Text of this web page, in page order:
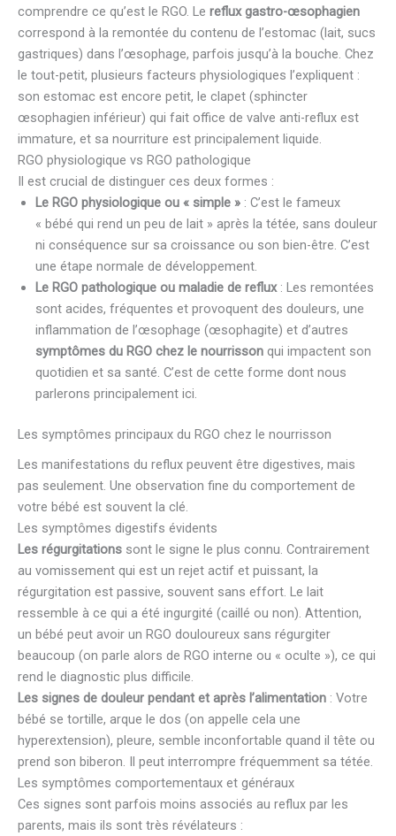
comprendre ce qu’est le RGO. Le reflux gastro-œsophagien
correspond à la remontée du contenu de l’estomac (lait, sucs
gastriques) dans l’œsophage, parfois jusqu’à la bouche. Chez
le tout-petit, plusieurs facteurs physiologiques l’expliquent :
son estomac est encore petit, le clapet (sphincter
œsophagien inférieur) qui fait office de valve anti-reflux est
immature, et sa nourriture est principalement liquide.
RGO physiologique vs RGO pathologique
Il est crucial de distinguer ces deux formes :
Le RGO physiologique ou « simple » : C’est le fameux
« bébé qui rend un peu de lait » après la tétée, sans douleur
ni conséquence sur sa croissance ou son bien-être. C’est
une étape normale de développement.
Le RGO pathologique ou maladie de reflux: Les remontées
sont acides, fréquentes et provoquent des douleurs, une
inflammation de l’œsophage (œsophagite) et d’autres
symptômes du RGO chez le nourrisson qui impactent son
quotidien et sa santé. C’est de cette forme dont nous
parlerons principalement ici.
Les symptômes principaux du RGO chez le nourrisson
Les manifestations du reflux peuvent être digestives, mais
pas seulement. Une observation fine du comportement de
votre bébé est souvent la clé.
Les symptômes digestifs évidents
Les régurgitations sont le signe le plus connu. Contrairement
au vomissement qui est un rejet actif et puissant, la
régurgitation est passive, souvent sans effort. Le lait
ressemble à ce qui a été ingurgité (caillé ou non). Attention,
un bébé peut avoir un RGO douloureux sans régurgiter
beaucoup (on parle alors de RGO interne ou « oculte »), ce qui
rend le diagnostic plus difficile.
Les signes de douleur pendant et après l’alimentation : Votre
bébé se tortille, arque le dos (on appelle cela une
hyperextension), pleure, semble inconfortable quand il tête ou
prend son biberon. Il peut interrompre fréquemment sa tétée.
Les symptômes comportementaux et généraux
Ces signes sont parfois moins associés au reflux par les
parents, mais ils sont très révélateurs :